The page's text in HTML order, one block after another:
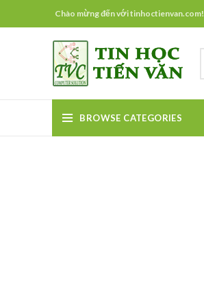
Chào mừng đến với tinhoctienvan.com!
BROWSE CATEGORIES